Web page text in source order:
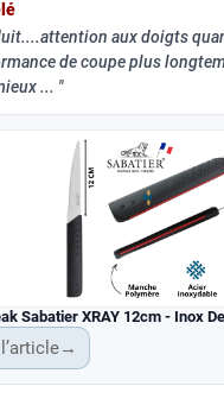
aux doigts
de coupe plus
...
Sabatier XRAY 12cm - Inox
→